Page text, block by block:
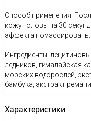
Способ применения:
кожу головы на 30
эффекта
Ингредиенты:
ледников, гималайская
морских водорослей,
бамбука, экстракт
Характеристики